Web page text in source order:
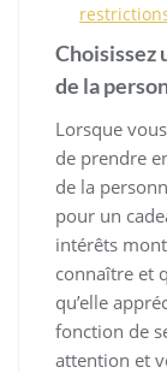
Choisissez
de la
Lorsque
de prendre
de la
pour un
intérêts
connaître et
qu’elle
fonction de
attention et